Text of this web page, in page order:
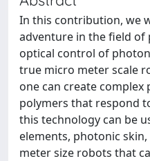
In this contribution, we
adventure in the field
optical control of
true micro meter scale
one can create
polymers that respond
this technology can be
elements, photonic
meter size robots that